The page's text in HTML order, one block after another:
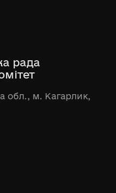
рада
обл., м. Кагарлик,